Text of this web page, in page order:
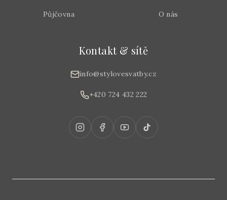
Půjčovna O nás
Kontakt & sítě
info@stylovesvatby.cz
+420 724 432 222